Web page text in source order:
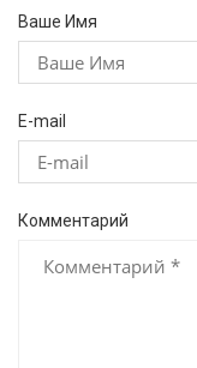
Ваше Имя
E-mail
Комментарий